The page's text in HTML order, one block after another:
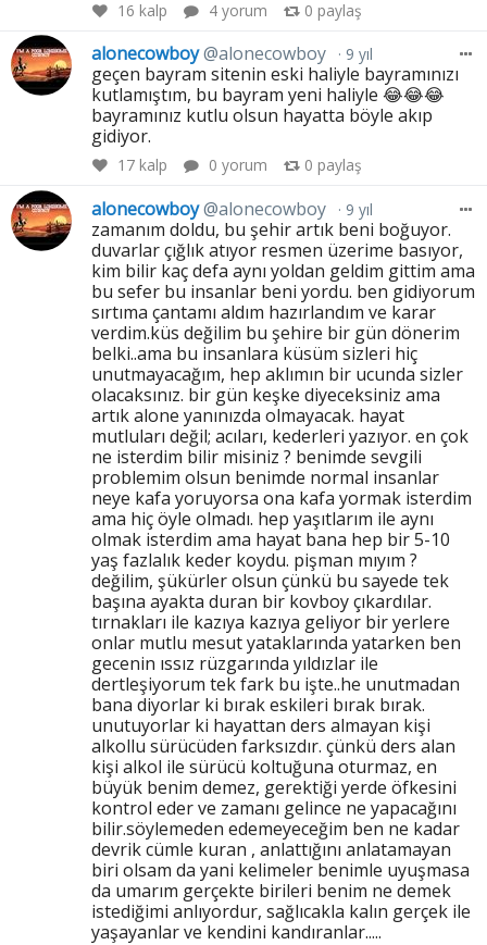
16 kalp 4 yorum 0 paylaş
alonecowboy@alonecowboy 9 yıl
geçen bayram sitenin eski haliyle bayramınızı
kutlamıştım, bu bayram yeni haliyle 😂😂😂
bayramınız kutlu olsun hayatta böyle akıp
gidiyor.
17kalp 0 yorum 0 paylaş
alonecowboy@alonecowboy 9 yıl
zamanım doldu, bu şehir artık beni boğuyor.
duvarlar çığlık atıyor resmen üzerime basıyor,
kim bilir kaç defa aynı yoldan geldim gittim ama
bu sefer bu insanlar beni yordu. ben gidiyorum
sırtıma çantamı aldım hazırlandım ve karar
verdim.küs değilim bu şehire bir gün dönerim
belki..ama bu insanlara küsüm sizleri hiç
unutmayacağım, hep aklımın bir ucunda sizler
olacaksınız. bir gün keşke diyeceksiniz ama
artık alone yanınızda olmayacak. hayat
mutluları değil; acıları, kederleri yazıyor. en çok
ne isterdim bilir misiniz ? benimde sevgili
problemim olsun benimde normal insanlar
neye kafa yoruyorsa ona kafa yormak isterdim
ama hiç öyle olmadı. hep yaşıtlarım ile aynı
olmak isterdim ama hayat bana hep bir 5-10
yaş fazlalık keder koydu. pişman mıyım ?
değilim, şükürler olsun çünkü bu sayede tek
başına ayakta duran bir kovboy çıkardılar.
tırnakları ile kazıya kazıya geliyor bir yerlere
onlar mutlu mesut yataklarında yatarken ben
gecenin ıssız rüzgarında yıldızlar ile
dertleşiyorum tek fark bu işte..he unutmadan
bana diyorlar ki bırak eskileri bırak bırak.
unutuyorlar ki hayattan ders almayan kişi
alkollu sürücüden farksızdır. çünkü ders alan
kişi alkol ile sürücü koltuğuna oturmaz, en
büyük benim demez, gerektiği yerde öfkesini
kontrol eder ve zamanı gelince ne yapacağını
bilir.söylemeden edemeyeceğim ben ne kadar
devrik cümle kuran , anlattığını anlatamayan
biri olsam da yani kelimeler benimle uyuşmasa
da umarım gerçekte birileri benim ne demek
istediğimi anlıyordur, sağlıcakla kalın gerçek ile
yaşayanlar ve kendini kandıranlar.....